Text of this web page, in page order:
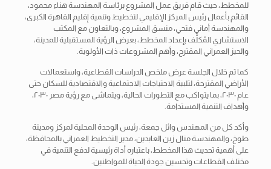
للمخطط، حيث قام فريق عمل المشروع برئاسة المهندسة هناء محمود،
القائم بأعمال رئيس المركز الإقليمي لتخطيط وتنمية إقليم القاهرة الكبرى،
والمهندسة أماني فتحي، منسق المشروع، وبالتعاون مع المكتب
الاستشاري المُكلَّف بإعداد المخطط، بعرض الرؤية المستقبلية للمدينة،
والحيز العمراني المقترح، وأهم المشروعات ذات الأولوية.
كما تم خلال الجلسة عرض ملخص الدراسات القطاعية، واستعمالات
الأراضي المقترحة، لتلبية الاحتياجات الاجتماعية والاقتصادية للسكان حتى
عام ٢٠٣٠، بما يتواكب مع التطورات الحالية، ويتماشى مع رؤية مصر ٢٠٣٠،
وأهداف التنمية المستدامة.
وأكد كل من المهندس وائل جمعة، رئيس الوحدة المحلية لمركز ومدينة
طوخ، والمهندسة منال زين العابدين، مدير التخطيط العمراني بالمحافظة،
على أهمية تحديث هذا المخطط، باعتباره أداة رئيسية لدفع التنمية في
مختلف القطاعات وتحسين جودة الحياة للمواطنين.